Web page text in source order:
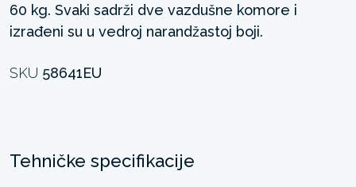
60 kg. Svaki sadrži dve vazdušne komore i
izrađeni su u vedroj narandžastoj boji.
SKU 58641EU
Tehničke specifikacije